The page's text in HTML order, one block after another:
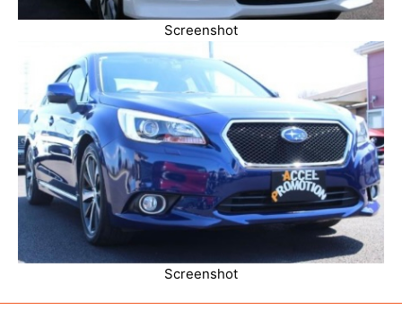
Screenshot
Screenshot